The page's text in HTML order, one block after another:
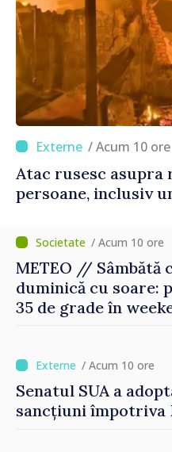
/ Acum 10 ore
Atac rusesc
persoane, inclusiv
/ Acum 10 ore
METEO // Sâmbătă
duminică cu soare:
35 de grade în
/ Acum 10 ore
Senatul SUA a
sancțiuni împotriva